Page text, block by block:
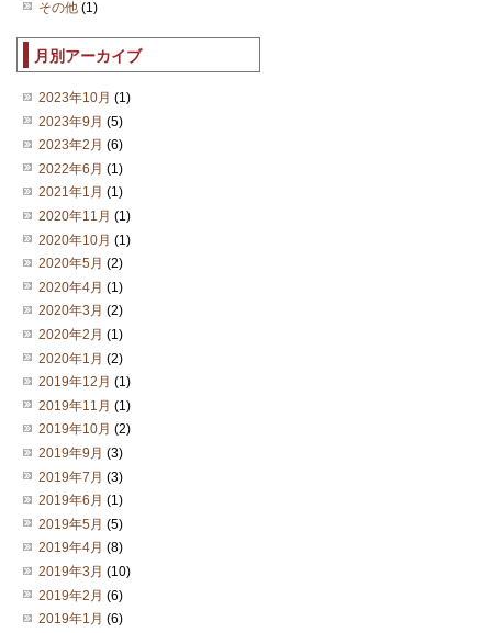
その他 (1)
月別アーカイブ
2023年10月 (1)
2023年9月 (5)
2023年2月 (6)
2022年6月 (1)
2021年1月 (1)
2020年11月 (1)
2020年10月 (1)
2020年5月 (2)
2020年4月 (1)
2020年3月 (2)
2020年2月 (1)
2020年1月 (2)
2019年12月 (1)
2019年11月 (1)
2019年10月 (2)
2019年9月 (3)
2019年7月 (3)
2019年6月 (1)
2019年5月 (5)
2019年4月 (8)
2019年3月 (10)
2019年2月 (6)
2019年1月 (6)